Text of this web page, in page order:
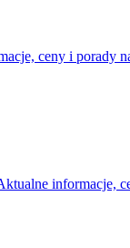
ceny i porady
informacje,